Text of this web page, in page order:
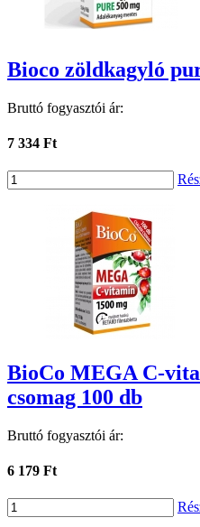
Bioco zöldkagyló
Bruttó fogyasztói ár:
7 334 Ft
BioCo MEGA C-
csomag 100 db
Bruttó fogyasztói ár:
6 179 Ft